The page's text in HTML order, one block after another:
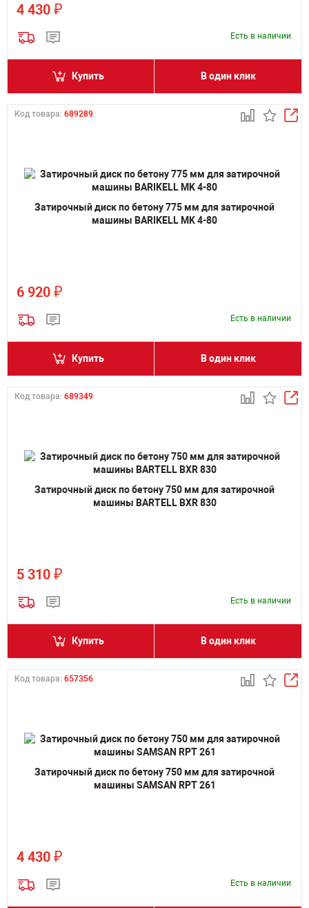
4 430 ₽
Есть в наличии
Купить В один клик
Код товара: 689289
Затирочный диск по бетону 775 мм для затирочной
машины BARIKELL MK 4-80
6 920 ₽
Есть в наличии
Купить В один клик
Код товара: 689349
Затирочный диск по бетону 750 мм для затирочной
машины BARTELL BXR 830
5 310 ₽
Есть в наличии
Купить В один клик
Код товара: 657356
Затирочный диск по бетону 750 мм для затирочной
машины SAMSAN RPT 261
4 430 ₽
Есть в наличии